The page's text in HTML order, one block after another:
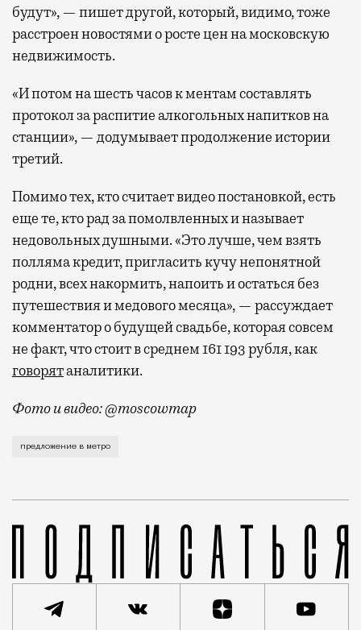
будут», — пишет другой, который, видимо, тоже
расстроен новостями о росте цен на московскую
недвижимость.
«И потом на шесть часов к ментам составлять
протокол за распитие алкогольных напитков на
станции», — додумывает продолжение истории
третий.
Помимо тех, кто считает видео постановкой, есть
еще те, кто рад за помолвленных и называет
недовольных душными. «Это лучше, чем взять
полляма кредит, пригласить кучу непонятной
родни, всех накормить, напоить и остаться без
путешествия и медового месяца», — рассуждает
комментатор о будущей свадьбе, которая совсем
не факт, что стоит в среднем 161 193 рубля, как
говорятаналитики.
Фото и видео: @moscowmap
Предложению руки и сердца предшествовало
предложение в метро